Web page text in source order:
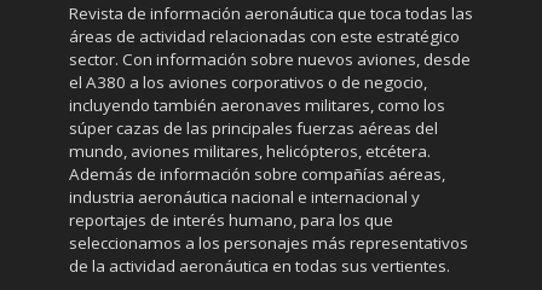
Revista de información aeronáutica que toca todas las
áreas de actividad relacionadas con este estratégico
sector. Con información sobre nuevos aviones, desde
el A380 a los aviones corporativos o de negocio,
incluyendo también aeronaves militares, como los
súper cazas de las principales fuerzas aéreas del
mundo, aviones militares, helicópteros, etcétera.
Además de información sobre compañías aéreas,
industria aeronáutica nacional e internacional y
reportajes de interés humano, para los que
seleccionamos a los personajes más representativos
de la actividad aeronáutica en todas sus vertientes.